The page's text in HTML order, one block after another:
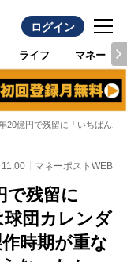
ログイン
ライフ マネー
20億円で残留に「いちばん
マネーポストWEB
で残留に
球団カレンダ
時期が重な